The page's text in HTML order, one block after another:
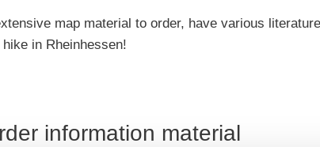
map material to order, have various
in Rheinhessen!
information material